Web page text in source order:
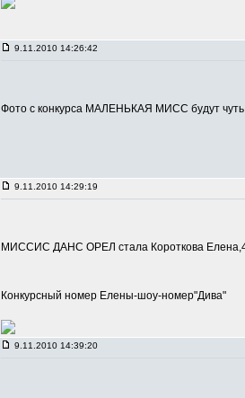
9.11.2010 14:26:42
Фото с конкурса МАЛЕНЬКАЯ МИСС будут
9.11.2010 14:29:19
МИССИС ДАНС ОРЕЛ стала Короткова
Конкурсный номер Елены-шоу-номер"Дива"
9.11.2010 14:39:20